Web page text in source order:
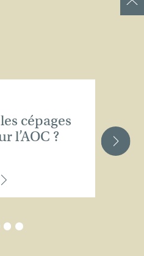
cépages
l’AOC ?